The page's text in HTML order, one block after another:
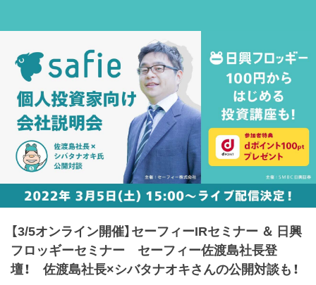
【3/5オンライン開催】セーフィーIRセミナー ＆ 日興
フロッギーセミナー セーフィー佐渡島社長登
壇！ 佐渡島社長×シバタナオキさんの公開対談も！